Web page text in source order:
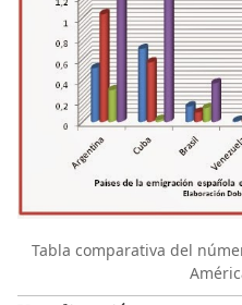
Tabla comparativa del